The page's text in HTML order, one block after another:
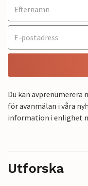
Du kan avprenumerera
för avanmälan i våra
information i enlighet
Utforska